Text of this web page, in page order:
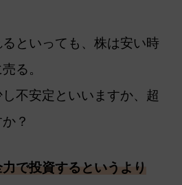
といっても、株は安い時
る。
不安定といいますか、超
？
で投資するというより